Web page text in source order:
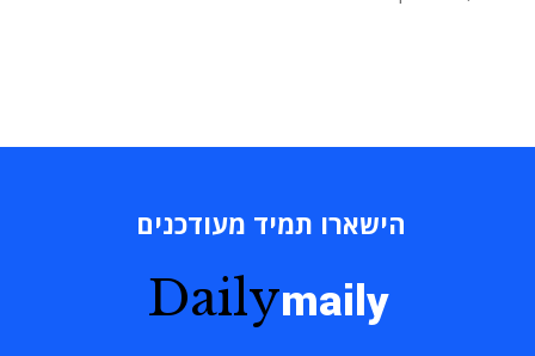
הישארו תמיד מעודכנים
Dailymaily